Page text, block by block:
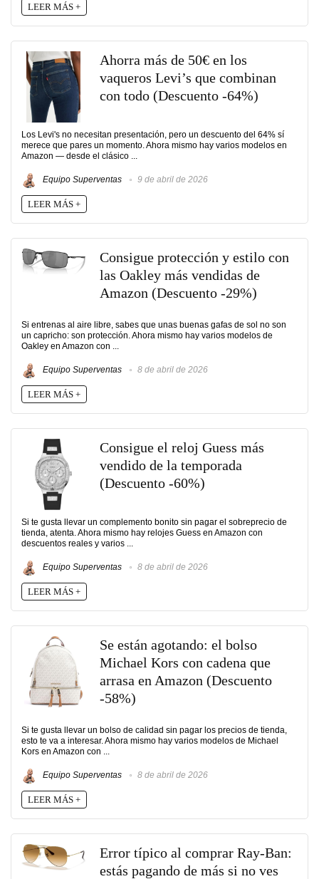
LEER MÁS +
Ahorra más de 50€ en los
vaqueros Levi’s que combinan
con todo (Descuento -64%)
Los Levi's no necesitan presentación, pero un descuento del 64% sí
merece que pares un momento. Ahora mismo hay varios modelos en
Amazon — desde el clásico ...
Equipo Superventas 9 de abril de 2026
LEER MÁS +
Consigue protección y estilo con
las Oakley más vendidas de
Amazon (Descuento -29%)
Si entrenas al aire libre, sabes que unas buenas gafas de sol no son
un capricho: son protección. Ahora mismo hay varios modelos de
Oakley en Amazon con ...
Equipo Superventas 8 de abril de 2026
LEER MÁS +
Consigue el reloj Guess más
vendido de la temporada
(Descuento -60%)
Si te gusta llevar un complemento bonito sin pagar el sobreprecio de
tienda, atenta. Ahora mismo hay relojes Guess en Amazon con
descuentos reales y varios ...
Equipo Superventas 8 de abril de 2026
LEER MÁS +
Se están agotando: el bolso
Michael Kors con cadena que
arrasa en Amazon (Descuento
-58%)
Si te gusta llevar un bolso de calidad sin pagar los precios de tienda,
esto te va a interesar. Ahora mismo hay varios modelos de Michael
Kors en Amazon con ...
Equipo Superventas 8 de abril de 2026
LEER MÁS +
Error típico al comprar Ray-Ban:
estás pagando de más si no ves